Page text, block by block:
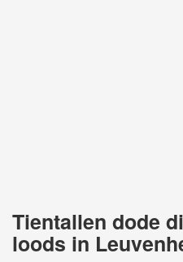
Tientallen dode
loods in